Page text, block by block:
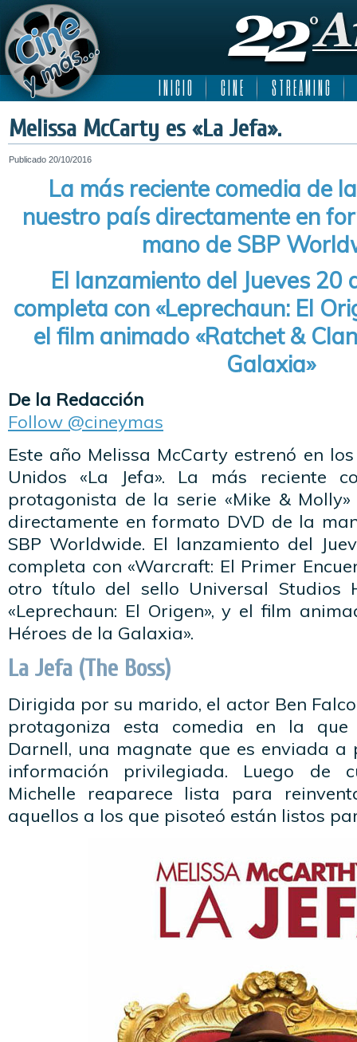
I N I C I O C I N E S T R E A M I N G
Melissa McCarty es «La Jefa».
Publicado 20/10/2016
La más reciente comedia de
nuestro país directamente en
mano de SBP
El lanzamiento del Jueves 20
completa con «Leprechaun: El
el film animado «Ratchet &
Galaxia»
De la Redacción
Follow @cineymas
Este año Melissa McCarty estrenó en
Unidos «La Jefa». La más reciente
protagonista de la serie «Mike &
directamente en formato DVD de la
SBP Worldwide. El lanzamiento del
completa con «Warcraft: El Primer
otro título del sello Universal Studios
«Leprechaun: El Origen», y el film
Héroes de la Galaxia».
La Jefa (The Boss)
Dirigida por su marido, el actor Ben
protagoniza esta comedia en la que
Darnell, una magnate que es enviada
información privilegiada. Luego de
Michelle reaparece lista para
aquellos a los que pisoteó están listos